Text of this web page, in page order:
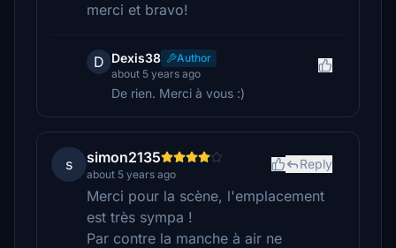
merci et bravo!
D Dexis38
Author
about 5 years ago
De rien. Merci à vous :)
s simon2135
about 5 years ago
Reply
Merci pour la scène, l'emplacement
est très sympa !
Par contre la manche à air ne